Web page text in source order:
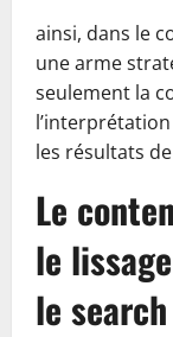
ainsi, dans le
une arme
seulement la
les résultats
Le
le
le